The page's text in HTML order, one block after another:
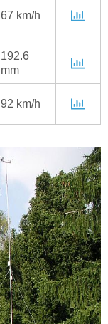
67 km/h
192.6
mm
92 km/h